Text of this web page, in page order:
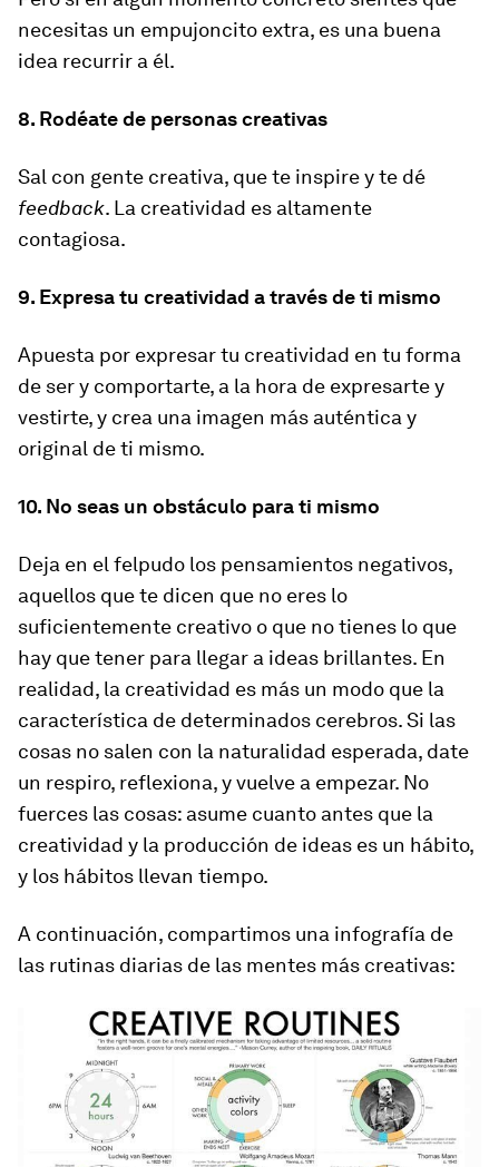
necesitas un empujoncito extra, es una buena
idea recurrir a él.
8. Rodéate de personas creativas
Sal con gente creativa, que te inspire y te dé
feedback. La creatividad es altamente
contagiosa.
9. Expresa tu creatividad a través de ti mismo
Apuesta por expresar tu creatividad en tu forma
de ser y comportarte, a la hora de expresarte y
vestirte, y crea una imagen más auténtica y
original de ti mismo.
10. No seas un obstáculo para ti mismo
Deja en el felpudo los pensamientos negativos,
aquellos que te dicen que no eres lo
suficientemente creativo o que no tienes lo que
hay que tener para llegar a ideas brillantes. En
realidad, la creatividad es más un modo que la
característica de determinados cerebros. Si las
cosas no salen con la naturalidad esperada, date
un respiro, reflexiona, y vuelve a empezar. No
fuerces las cosas: asume cuanto antes que la
creatividad y la producción de ideas es un hábito,
y los hábitos llevan tiempo.
A continuación, compartimos una infografía de
las rutinas diarias de las mentes más creativas: